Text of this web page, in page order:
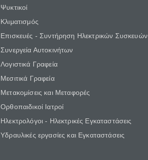
Ψυκτικοί
Κλιματισμός
Επισκευές - Συντήρηση Ηλεκτρικών Συσκευών
Συνεργεία Αυτοκινήτων
Λογιστικά Γραφεία
Μεσιτικά Γραφεία
Μετακομίσεις και Μεταφορές
Ορθοπαιδικοί Ιατροί
Ηλεκτρολόγοι - Ηλεκτρικές Εγκαταστάσεις
Υδραυλικές εργασίες και Εγκαταστάσεις